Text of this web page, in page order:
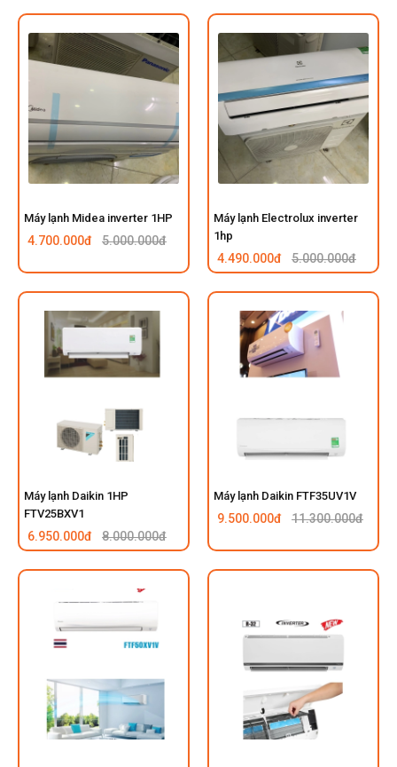
Máy lạnh Midea inverter 1HP
4.700.000đ 5.000.000đ
Máy lạnh Electrolux inverter
1hp
4.490.000đ 5.000.000đ
Máy lạnh Daikin 1HP
FTV25BXV1
6.950.000đ 8.000.000đ
Máy lạnh Daikin FTF35UV1V
9.500.000đ 11.300.000đ